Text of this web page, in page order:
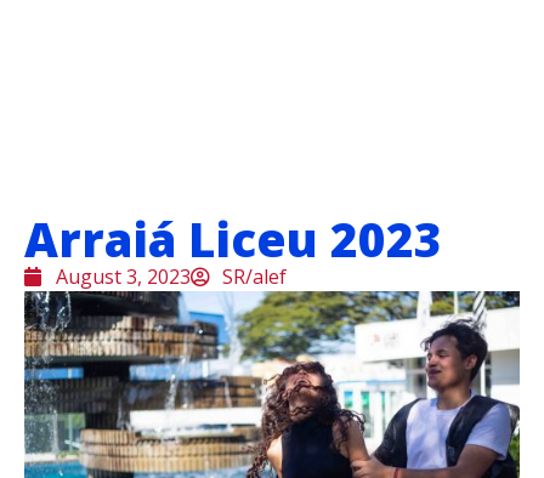
Arraiá Liceu 2023
August 3, 2023 SR/alef